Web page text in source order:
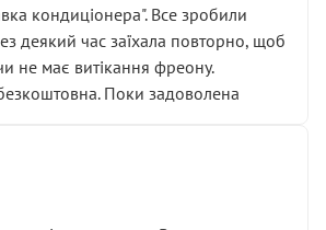
кондиціонера". Все зробили
деякий час заїхала повторно, щоб
не має витікання фреону.
Поки задоволена